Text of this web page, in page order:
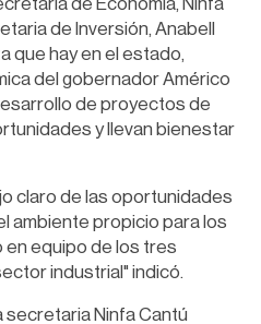
de Economía, Ninfa
de Inversión, Anabell
que hay en el estado,
del gobernador Américo
de proyectos de
y llevan bienestar
claro de las oportunidades
ambiente propicio para los
en equipo de los tres
industrial" indicó.
secretaria Ninfa Cantú